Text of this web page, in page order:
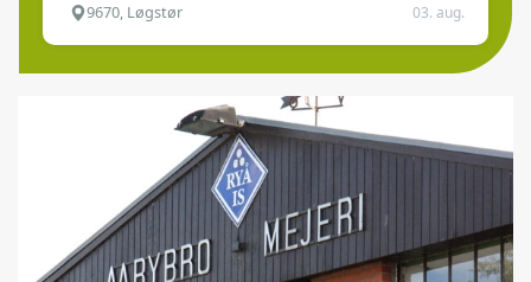
9670, Løgstør 03. aug.